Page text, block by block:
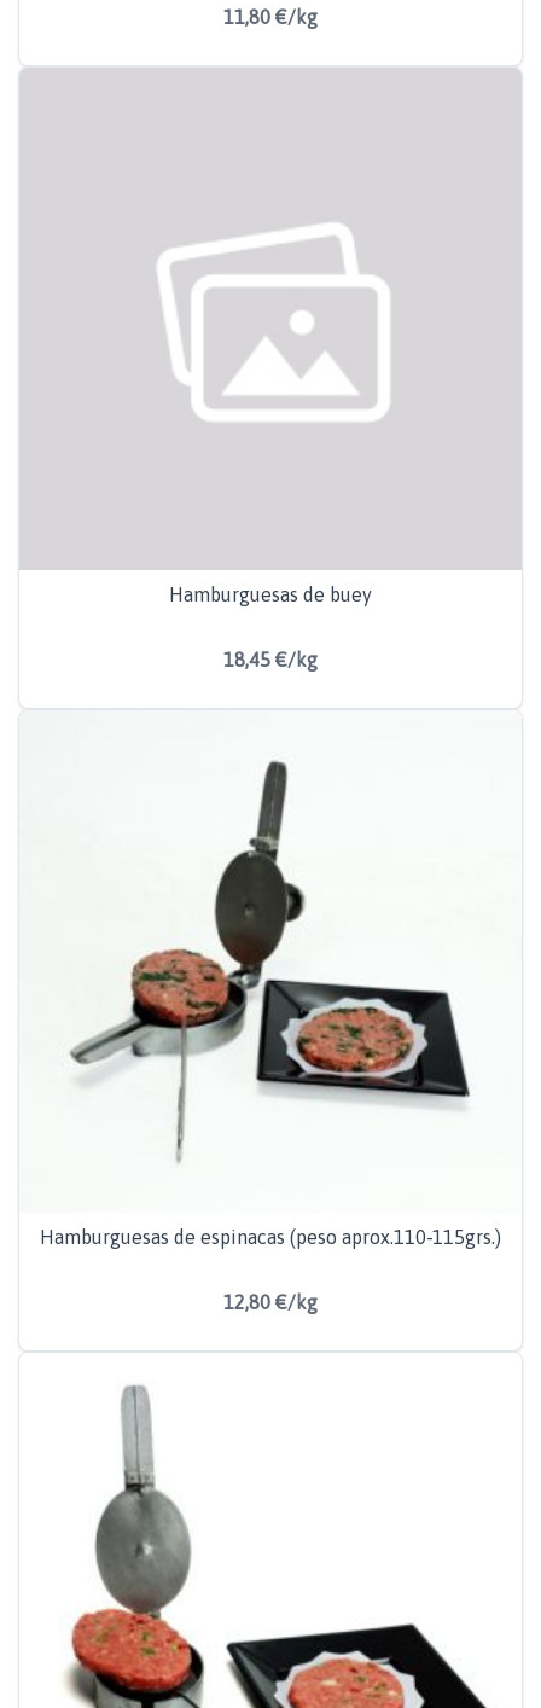
11,80 €/kg
Hamburguesas de buey
18,45 €/kg
Hamburguesas de espinacas (peso aprox.110-115grs.)
12,80 €/kg